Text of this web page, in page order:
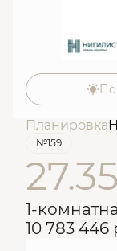
Планировка
№159
27.35
1-
10 783 446